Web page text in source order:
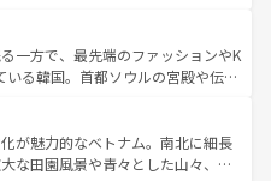
充実しており、サーフィンやダイ
、アウトドア好きにはたまらな
彩な魅力を存分に味わいつくそ
である台湾東部など、都市の喧騒
ており、訪れる人に新しい発見と
。また、奥深い台湾の食文化も魅
ーツなど、バラエティ豊かな料理
お、新着の台湾情報は コンテンツ一覧を参
一方で、最先端のファッションやK
る韓国。首都ソウルの宮殿や伝統
四季折々の自然美を楽しむことが
や焼肉、絶品のストリートフード
理が待っている。夜には、韓国な
が魅力的なベトナム。南北に細長
な田園風景や青々とした山々、世